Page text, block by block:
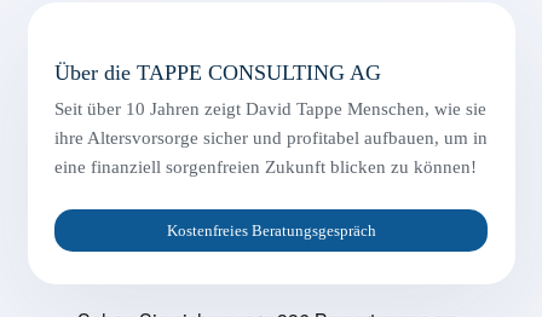
Über die TAPPE CONSULTING AG
Seit über 10 Jahren zeigt David Tappe Menschen, wie sie
ihre Altersvorsorge sicher und profitabel aufbauen, um in
eine finanziell sorgenfreien Zukunft blicken zu können!
Kostenfreies Beratungsgespräch